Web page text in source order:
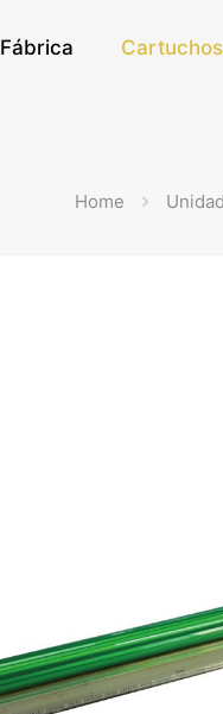
Fábrica
Home